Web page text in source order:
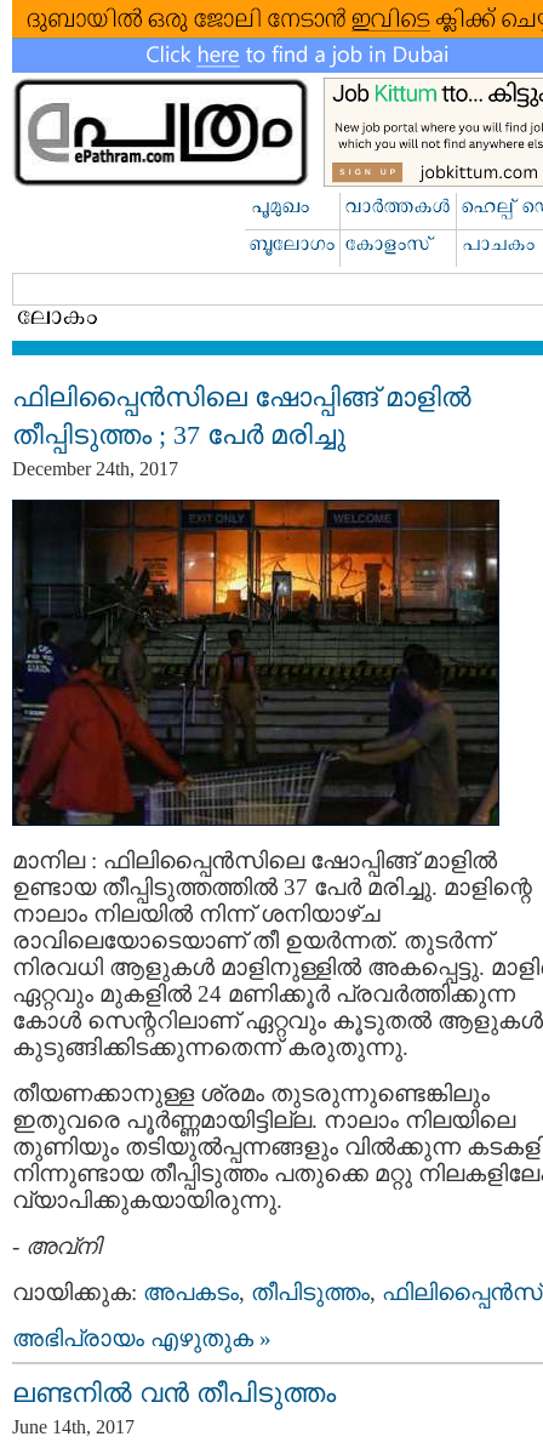
ഫിലിപ്പൈൻസിലെ ഷോപ്പിങ്ങ് മാളിൽ
തീപ്പിടുത്തം ; 37 പേർ മരിച്ചു
December 24th, 2017
മാനില : ഫിലിപ്പൈൻസിലെ ഷോപ്പിങ്ങ് മാളിൽ
ഉണ്ടായ തീപ്പിടുത്തത്തിൽ 37 പേർ മരിച്ചു. മാളിന്റെ
നാലാം നിലയിൽ നിന്ന് ശനിയാഴ്ച
രാവിലെയോടെയാണ് തീ ഉയർന്നത്. തുടർന്ന്
നിരവധി ആളുകൾ മാളിനുള്ളിൽ അകപ്പെട്ടു.
ഏറ്റവും മുകളിൽ 24 മണിക്കൂർ പ്രവർത്തിക്കുന്ന
കോൾ സെന്ററിലാണ് ഏറ്റവും കൂടുതൽ ആളുകൾ
കുടുങ്ങിക്കിടക്കുന്നതെന്ന് കരുതുന്നു.
തീയണക്കാനുള്ള ശ്രമം തുടരുന്നുണ്ടെങ്കിലും
ഇതുവരെ പൂർണ്ണമായിട്ടില്ല. നാലാം നിലയിലെ
തുണിയും തടിയുൽപ്പന്നങ്ങളും വിൽക്കുന്ന
നിന്നുണ്ടായ തീപ്പിടുത്തം പതുക്കെ മറ്റു
വ്യാപിക്കുകയായിരുന്നു.
- അവ്നി
വായിക്കുക: അപകടം, തീപിടുത്തം, ഫിലിപ്പൈന്‍സ്‌
അഭിപ്രായം എഴുതുക »
ലണ്ടനില്‍ വന്‍ തീപിടുത്തം
June 14th, 2017